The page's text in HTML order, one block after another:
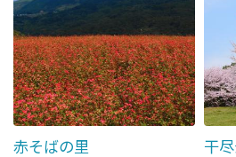
赤そばの里 干